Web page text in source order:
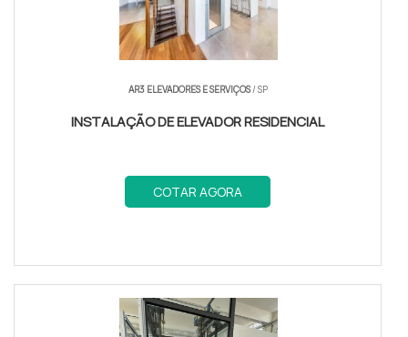
AR3 ELEVADORES E SERVIÇOS/ SP
INSTALAÇÃO DE ELEVADOR RESIDENCIAL
COTAR AGORA